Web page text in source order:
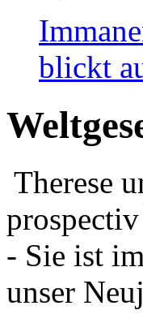
blickt
Therese
- Sie ist
unser